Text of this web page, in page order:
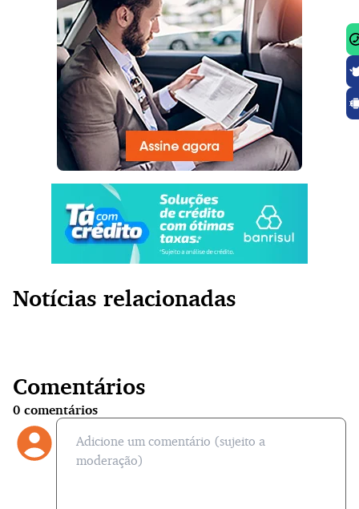
Notícias relacionadas
Comentários
0 comentários